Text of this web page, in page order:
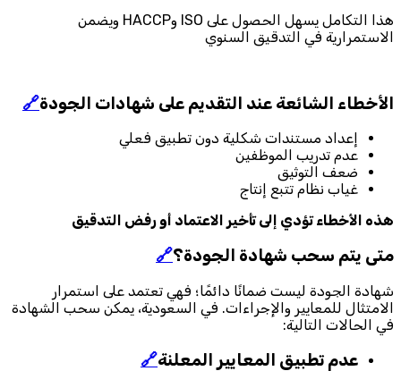
هذا التكامل يسهل الحصول على ISO وHACCP ويضمن
الاستمرارية في التدقيق السنوي
الأخطاء الشائعة عند التقديم على شهادات الجودة🔗
إعداد مستندات شكلية دون تطبيق فعلي
عدم تدريب الموظفين
ضعف التوثيق
غياب نظام تتبع إنتاج
هذه الأخطاء تؤدي إلى تأخير الاعتماد أو رفض التدقيق
متى يتم سحب شهادة الجودة؟🔗
شهادة الجودة ليست ضمانًا دائمًا؛ فهي تعتمد على استمرار
الامتثال للمعايير والإجراءات. في السعودية، يمكن سحب الشهادة
في الحالات التالية:
عدم تطبيق المعايير المعلنة🔗